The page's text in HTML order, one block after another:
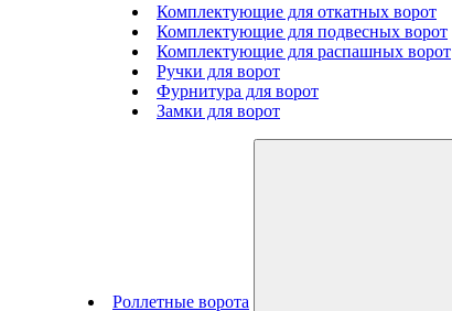
Комплектующие для откатных ворот
Комплектующие для подвесных ворот
Комплектующие для распашных ворот
Ручки для ворот
Фурнитура для ворот
Замки для ворот
Роллетные ворота